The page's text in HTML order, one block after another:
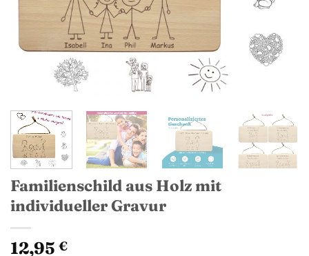
Familienschild aus Holz mit
individueller Gravur
12,95 €